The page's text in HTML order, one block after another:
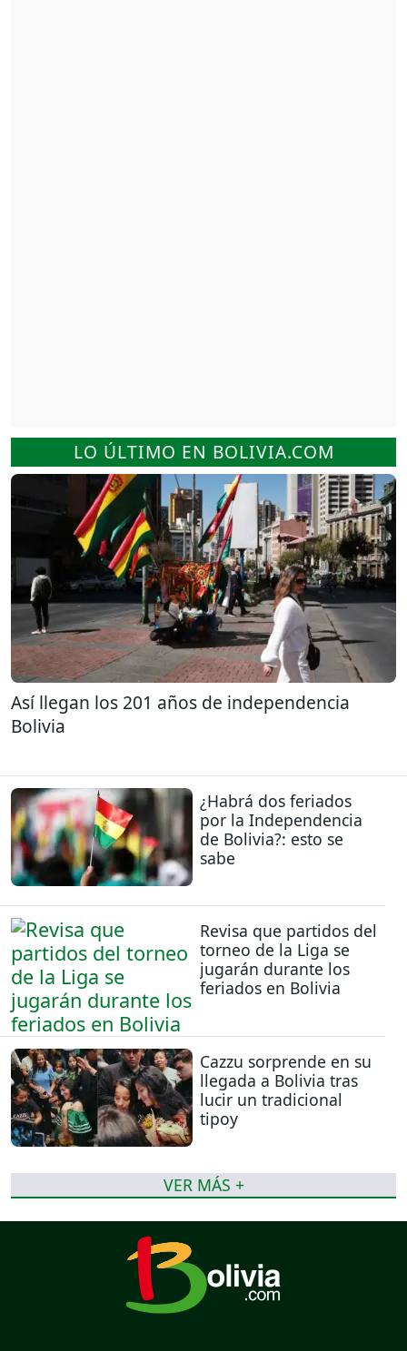
LO ÚLTIMO EN BOLIVIA.COM
Así llegan los 201 años de independencia
Bolivia
¿Habrá dos feriados
por la Independencia
de Bolivia?: esto se
sabe
Revisa que partidos del
torneo de la Liga se
jugarán durante los
feriados en Bolivia
Cazzu sorprende en su
llegada a Bolivia tras
lucir un tradicional
tipoy
VER MÁS +